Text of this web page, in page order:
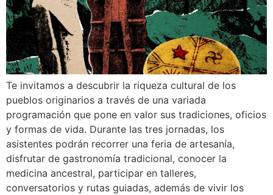
Te invitamos a descubrir la riqueza cultural de los
pueblos originarios a través de una variada
programación que pone en valor sus tradiciones, oficios
y formas de vida. Durante las tres jornadas, los
asistentes podrán recorrer una feria de artesanía,
disfrutar de gastronomía tradicional, conocer la
medicina ancestral, participar en talleres,
conversatorios y rutas guiadas, además de vivir los